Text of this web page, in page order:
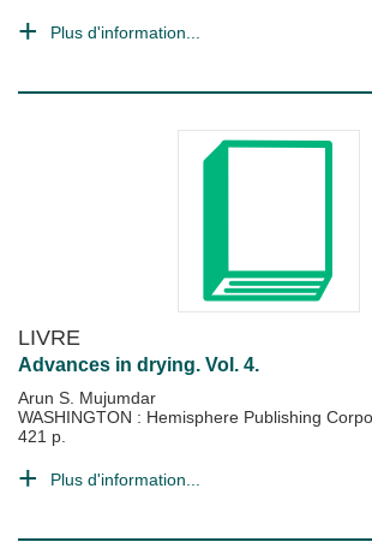
Plus d'information...
LIVRE
Advances in drying. Vol. 4.
Arun S. Mujumdar
WASHINGTON : Hemisphere Publishing
421 p.
Plus d'information...